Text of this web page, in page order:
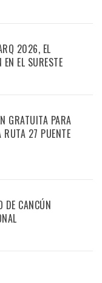
2026, EL
EL SURESTE
GRATUITA PARA
RUTA 27 PUENTE
DE CANCÚN